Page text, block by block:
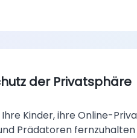
der Privatsphäre
Ihre Kinder, ihre Online-
Prädatoren